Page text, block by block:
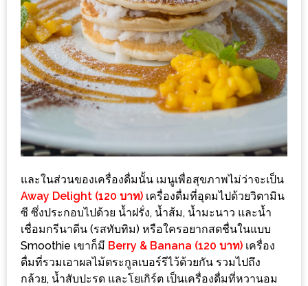
หมู
ดำ
คู
โร
บูต
ะ
สุด
เด็ด
AIKO
(THE
UP,
RAMA
3)
และในส่วนของเครื่องดื่มนั้น เมนูเพื่อสุขภาพไม่ว่าจะเป็น
Away Delight (120 บาท) เครื่องดื่มที่อุดมไปด้วยวิตามิน
ซี ซึ่งประกอบไปด้วย น้ำฝรั่ง, น้ำส้ม, น้ำมะนาว และน้ำ
เชื่อมกรีนาดีน (รสทับทิม) หรือใครอยากสดชื่นในแบบ
Smoothie เขาก็มี Berry & Banana (120 บาท) เครื่อง
ดื่มที่รวมเอาผลไม้ตระกูลเบอร์รีไว้ด้วยกัน รวมไปถึง
กล้วย, น้ำสับปะรด และโยเกิร์ต เป็นเครื่องดื่มที่หวานอม